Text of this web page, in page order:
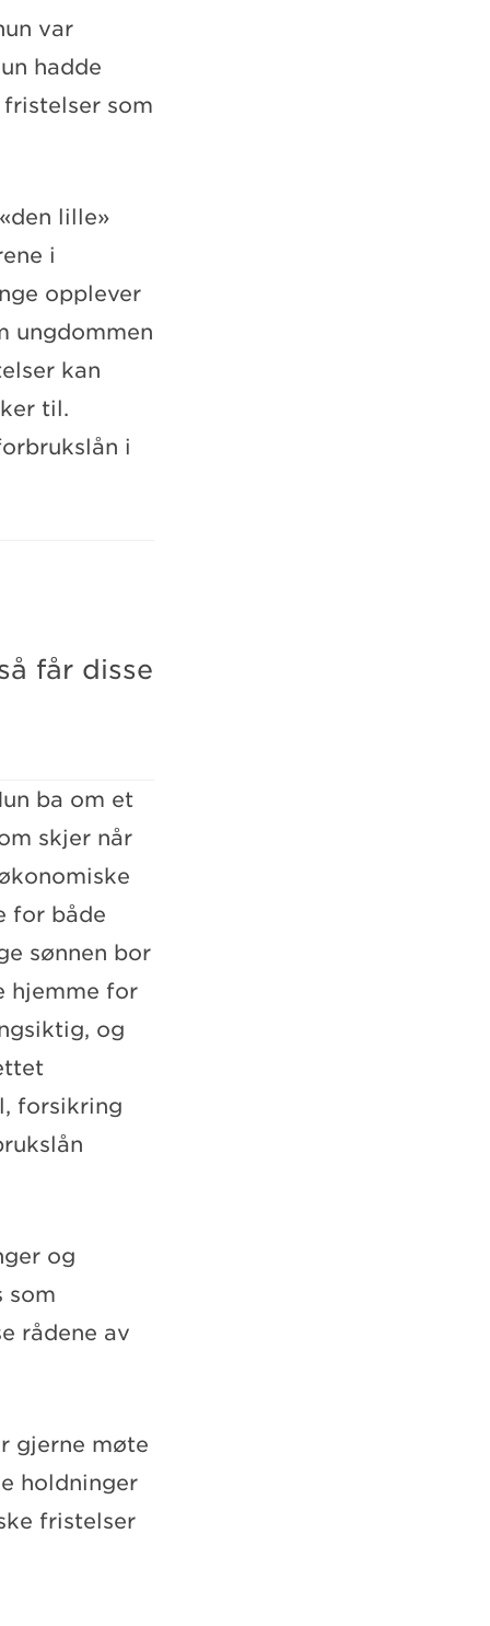
var
hadde
som
lille»
i
opplever
ungdommen
kan
til.
i
får disse
ba om et
skjer når
for både
sønnen bor
hjemme for
og
forsikring
og
som
rådene av
gjerne møte
holdninger
fristelser